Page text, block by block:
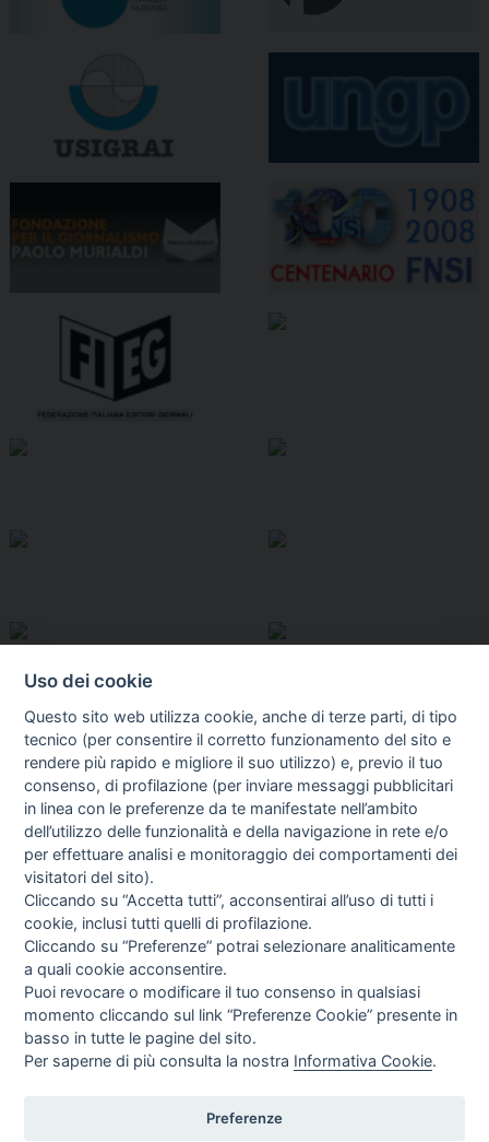
I libri Vedi tutti
Direttrice Responsabile: Alessandra Costante | Registrazione al Tribunale Civile
Uso dei cookie
Questo sito web utilizza cookie, anche di terze parti, di tipo
tecnico (per consentire il corretto funzionamento del sito e
rendere più rapido e migliore il suo utilizzo) e, previo il tuo
consenso, di profilazione (per inviare messaggi pubblicitari
in linea con le preferenze da te manifestate nell’ambito
dell’utilizzo delle funzionalità e della navigazione in rete e/o
per effettuare analisi e monitoraggio dei comportamenti dei
visitatori del sito).
Cliccando su “Accetta tutti”, acconsentirai all’uso di tutti i
cookie, inclusi tutti quelli di profilazione.
Cliccando su “Preferenze” potrai selezionare analiticamente
a quali cookie acconsentire.
Puoi revocare o modificare il tuo consenso in qualsiasi
momento cliccando sul link “Preferenze Cookie” presente in
basso in tutte le pagine del sito.
Per saperne di più consulta la nostra Informativa Cookie.
Preferenze